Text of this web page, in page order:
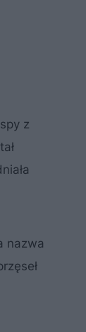
z
nazwa